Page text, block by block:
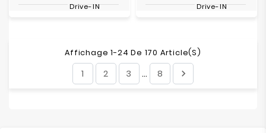
Drive-IN
Drive-IN
Affichage 1-24 De 170 Article(s)
1 2 3 … 8 